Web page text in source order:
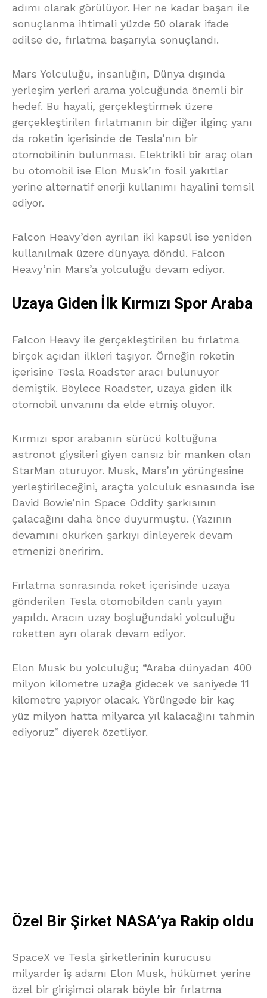
adımı olarak görülüyor. Her ne kadar başarı ile
sonuçlanma ihtimali yüzde 50 olarak ifade
edilse de, fırlatma başarıyla sonuçlandı.
Mars Yolculuğu, insanlığın, Dünya dışında
yerleşim yerleri arama yolcuğunda önemli bir
hedef. Bu hayali, gerçekleştirmek üzere
gerçekleştirilen fırlatmanın bir diğer ilginç yanı
da roketin içerisinde de Tesla’nın bir
otomobilinin bulunması. Elektrikli bir araç olan
bu otomobil ise Elon Musk’ın fosil yakıtlar
yerine alternatif enerji kullanımı hayalini temsil
ediyor.
Falcon Heavy’den ayrılan iki kapsül ise yeniden
kullanılmak üzere dünyaya döndü. Falcon
Heavy’nin Mars’a yolculuğu devam ediyor.
Uzaya Giden İlk Kırmızı Spor Araba
Falcon Heavy ile gerçekleştirilen bu fırlatma
birçok açıdan ilkleri taşıyor. Örneğin roketin
içerisine Tesla Roadster aracı bulunuyor
demiştik. Böylece Roadster, uzaya giden ilk
otomobil unvanını da elde etmiş oluyor.
Kırmızı spor arabanın sürücü koltuğuna
astronot giysileri giyen cansız bir manken olan
StarMan oturuyor. Musk, Mars’ın yörüngesine
yerleştirileceğini, araçta yolculuk esnasında ise
David Bowie’nin Space Oddity şarkısının
çalacağını daha önce duyurmuştu. (Yazının
devamını okurken şarkıyı dinleyerek devam
etmenizi öneririm.
Fırlatma sonrasında roket içerisinde uzaya
gönderilen Tesla otomobilden canlı yayın
yapıldı. Aracın uzay boşluğundaki yolculuğu
roketten ayrı olarak devam ediyor.
Elon Musk bu yolculuğu; “Araba dünyadan 400
milyon kilometre uzağa gidecek ve saniyede 11
kilometre yapıyor olacak. Yörüngede bir kaç
yüz milyon hatta milyarca yıl kalacağını tahmin
ediyoruz” diyerek özetliyor.
Özel Bir Şirket NASA’ya Rakip oldu
SpaceX ve Tesla şirketlerinin kurucusu
milyarder iş adamı Elon Musk, hükümet yerine
özel bir girişimci olarak böyle bir fırlatma